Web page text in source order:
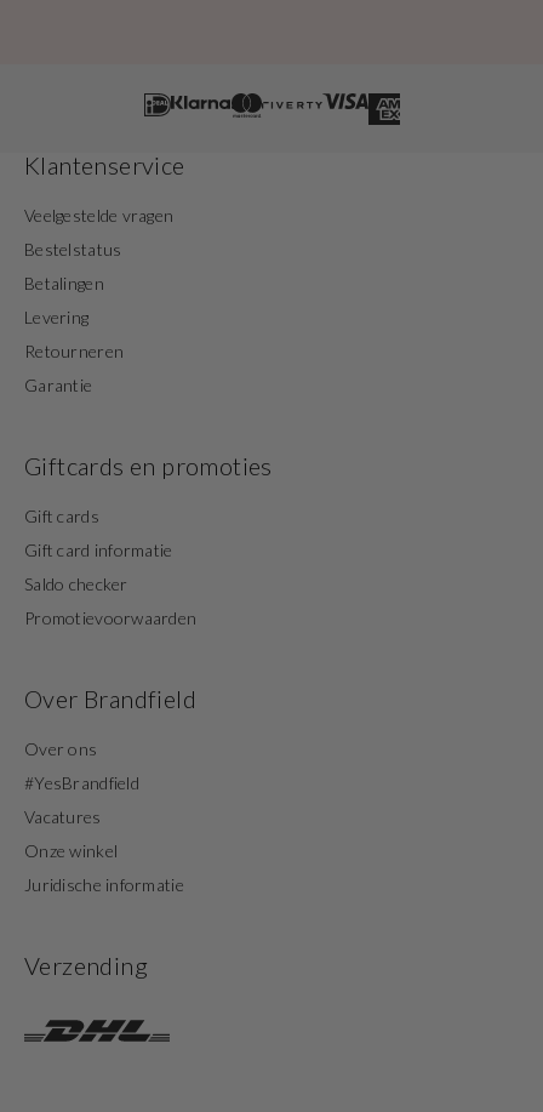
Klantenservice
Veelgestelde vragen
Bestelstatus
Betalingen
Levering
Retourneren
Garantie
Giftcards en promoties
Gift cards
Gift card informatie
Saldo checker
Promotievoorwaarden
Over Brandfield
Over ons
#YesBrandfield
Vacatures
Onze winkel
Juridische informatie
Verzending